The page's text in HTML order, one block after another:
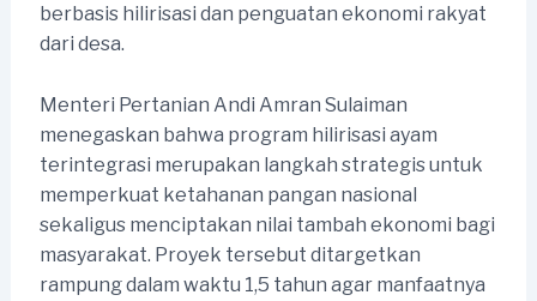
berbasis hilirisasi dan penguatan ekonomi rakyat
dari desa.
Menteri Pertanian Andi Amran Sulaiman
menegaskan bahwa program hilirisasi ayam
terintegrasi merupakan langkah strategis untuk
memperkuat ketahanan pangan nasional
sekaligus menciptakan nilai tambah ekonomi bagi
masyarakat. Proyek tersebut ditargetkan
rampung dalam waktu 1,5 tahun agar manfaatnya